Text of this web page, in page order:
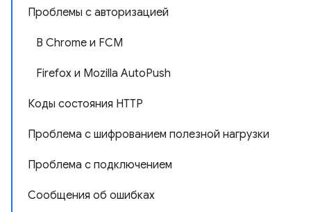
Проблемы с авторизацией
В Chrome и FCM
Firefox и Mozilla AutoPush
Коды состояния HTTP
Проблема с шифрованием полезной нагрузки
Проблема с подключением
Сообщения об ошибках